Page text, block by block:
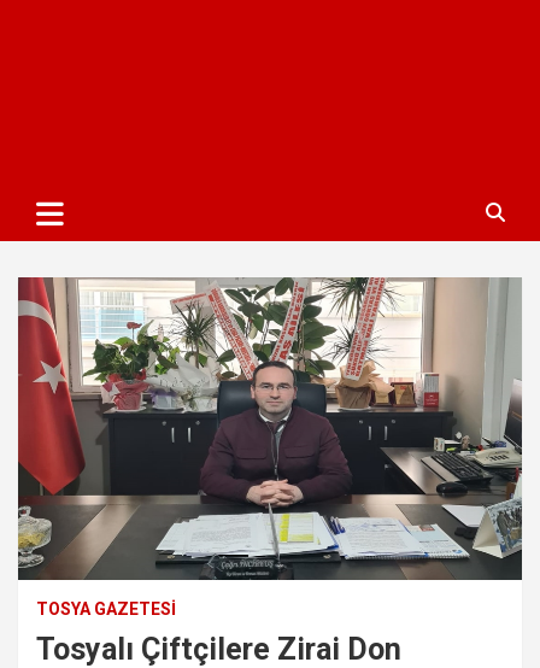
TOSYA GAZETESI
Tosyalı Çiftçilere Zirai Don